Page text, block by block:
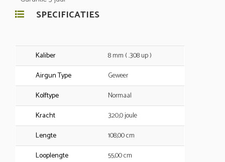
SPECIFICATIES
Kaliber
8 mm ( .308 up )
Airgun Type
Geweer
Kolftype
Normaal
Kracht
320,0 joule
Lengte
108,00 cm
Looplengte
55,00 cm